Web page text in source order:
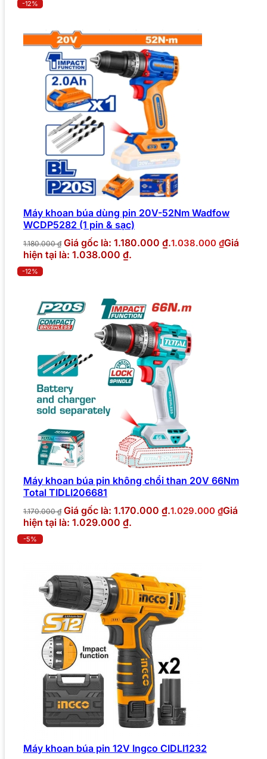
-12%
Máy khoan búa dùng pin 20V-52Nm Wadfow
WCDP5282 (1 pin & sạc)
1.180.000₫ Giá gốc là: 1.180.000 ₫.1.038.000 ₫Giá
hiện tại là: 1.038.000 ₫.
-12%
Máy khoan búa pin không chổi than 20V 66Nm
Total TIDLI206681
1.170.000₫ Giá gốc là: 1.170.000 ₫.1.029.000 ₫Giá
hiện tại là: 1.029.000 ₫.
-5%
Máy khoan búa pin 12V Ingco CIDLI1232